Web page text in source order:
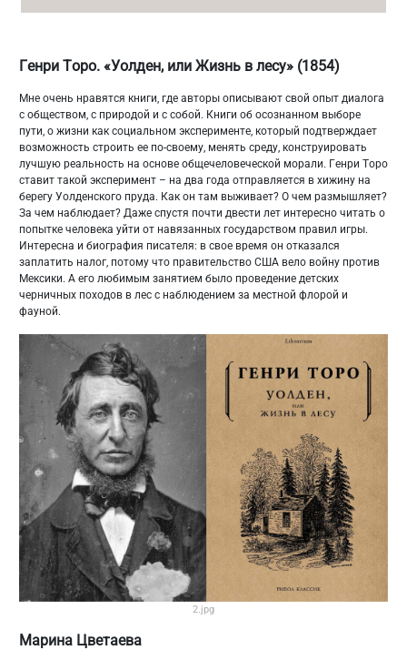
Генри Торо. «Уолден, или Жизнь в лесу» (1854)
Мне очень нравятся книги, где авторы описывают свой опыт диалога
с обществом, с природой и с собой. Книги об осознанном выборе
пути, о жизни как социальном эксперименте, который подтверждает
возможность строить ее по-своему, менять среду, конструировать
лучшую реальность на основе общечеловеческой морали. Генри Торо
ставит такой эксперимент – на два года отправляется в хижину на
берегу Уолденского пруда. Как он там выживает? О чем размышляет?
За чем наблюдает? Даже спустя почти двести лет интересно читать о
попытке человека уйти от навязанных государством правил игры.
Интересна и биография писателя: в свое время он отказался
заплатить налог, потому что правительство США вело войну против
Мексики. А его любимым занятием было проведение детских
черничных походов в лес с наблюдением за местной флорой и
фауной.
2.jpg
Марина Цветаева